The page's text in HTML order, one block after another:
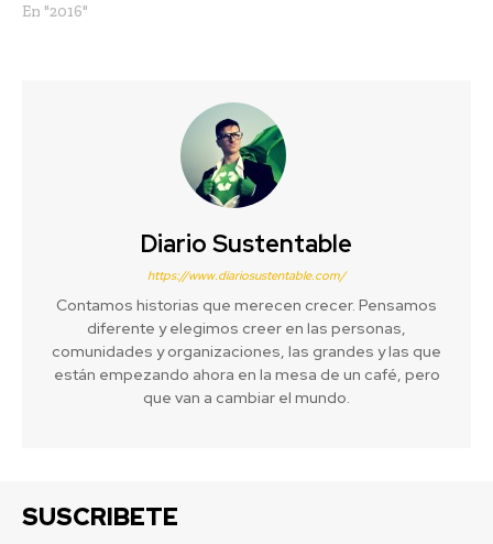
En "2016"
Diario Sustentable
https://www.diariosustentable.com/
Contamos historias que merecen crecer. Pensamos
diferente y elegimos creer en las personas,
comunidades y organizaciones, las grandes y las que
están empezando ahora en la mesa de un café, pero
que van a cambiar el mundo.
SUSCRIBETE